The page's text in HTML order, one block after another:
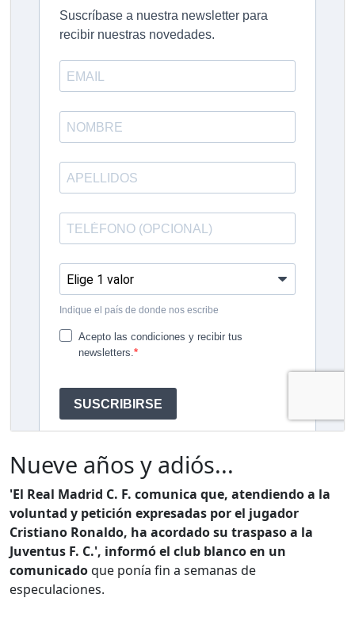
Nueve años y adiós...
'El Real Madrid C. F. comunica que, atendiendo a la
voluntad y petición expresadas por el jugador
Cristiano Ronaldo, ha acordado su traspaso a la
Juventus F. C.', informó el club blanco en un
comunicadoque ponía fin a semanas de
especulaciones.